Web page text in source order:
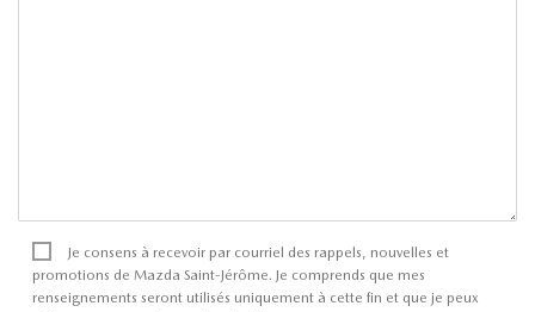
Je consens à recevoir par courriel des rappels, nouvelles et
promotions de Mazda Saint-Jérôme. Je comprends que mes
renseignements seront utilisés uniquement à cette fin et que je peux